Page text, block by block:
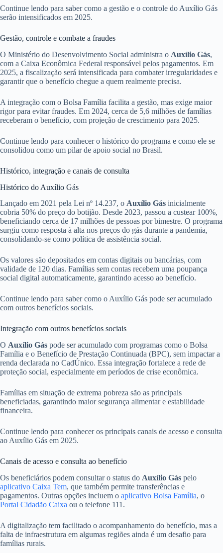
Continue lendo para saber como a gestão e o controle do Auxílio Gás
serão intensificados em 2025.
Gestão, controle e combate a fraudes
O Ministério do Desenvolvimento Social administra o Auxílio Gás,
com a Caixa Econômica Federal responsável pelos pagamentos. Em
2025, a fiscalização será intensificada para combater irregularidades e
garantir que o benefício chegue a quem realmente precisa.
A integração com o Bolsa Família facilita a gestão, mas exige maior
rigor para evitar fraudes. Em 2024, cerca de 5,6 milhões de famílias
receberam o benefício, com projeção de crescimento para 2025.
Continue lendo para conhecer o histórico do programa e como ele se
consolidou como um pilar de apoio social no Brasil.
Histórico, integração e canais de consulta
Histórico do Auxílio Gás
Lançado em 2021 pela Lei nº 14.237, o Auxílio Gás inicialmente
cobria 50% do preço do botijão. Desde 2023, passou a custear 100%,
beneficiando cerca de 17 milhões de pessoas por bimestre. O programa
surgiu como resposta à alta nos preços do gás durante a pandemia,
consolidando-se como política de assistência social.
Os valores são depositados em contas digitais ou bancárias, com
validade de 120 dias. Famílias sem contas recebem uma poupança
social digital automaticamente, garantindo acesso ao benefício.
Continue lendo para saber como o Auxílio Gás pode ser acumulado
com outros benefícios sociais.
Integração com outros benefícios sociais
O Auxílio Gás pode ser acumulado com programas como o Bolsa
Família e o Benefício de Prestação Continuada (BPC), sem impactar a
renda declarada no CadÚnico. Essa integração fortalece a rede de
proteção social, especialmente em períodos de crise econômica.
Famílias em situação de extrema pobreza são as principais
beneficiadas, garantindo maior segurança alimentar e estabilidade
financeira.
Continue lendo para conhecer os principais canais de acesso e consulta
ao Auxílio Gás em 2025.
Canais de acesso e consulta ao benefício
Os beneficiários podem consultar o status do Auxílio Gás pelo
aplicativo Caixa Tem, que também permite transferências e
pagamentos. Outras opções incluem o aplicativo Bolsa Família, o
Portal Cidadão Caixa ou o telefone 111.
A digitalização tem facilitado o acompanhamento do benefício, mas a
falta de infraestrutura em algumas regiões ainda é um desafio para
famílias rurais.